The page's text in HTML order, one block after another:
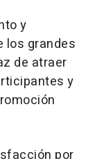
y
los grandes
de atraer
y